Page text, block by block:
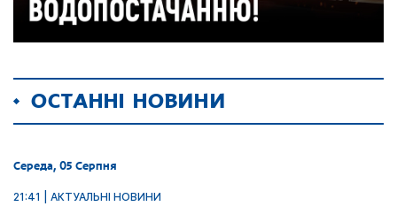
ОСТАННІ НОВИНИ
Середа, 05 Серпня
21:41 | АКТУАЛЬНІ НОВИНИ